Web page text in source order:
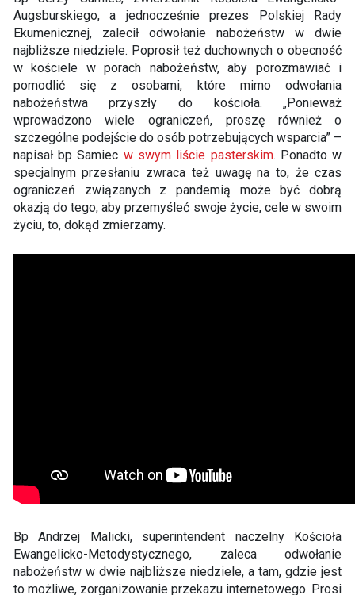
Augsburskiego, a jednocześnie prezes Polskiej Rady
Ekumenicznej, zalecił odwołanie nabożeństw w dwie
najbliższe niedziele. Poprosił też duchownych o obecność
w kościele w porach nabożeństw, aby porozmawiać i
pomodlić się z osobami, które mimo odwołania
nabożeństwa przyszły do kościoła. „Ponieważ
wprowadzono wiele ograniczeń, proszę również o
szczególne podejście do osób potrzebujących wsparcia” –
napisał bp Samiec w swym liście pasterskim. Ponadto w
specjalnym przesłaniu zwraca też uwagę na to, że czas
ograniczeń związanych z pandemią może być dobrą
okazją do tego, aby przemyśleć swoje życie, cele w swoim
życiu, to, dokąd zmierzamy.
Bp Andrzej Malicki, superintendent naczelny Kościoła
Ewangelicko-Metodystycznego, zaleca odwołanie
nabożeństw w dwie najbliższe niedziele, a tam, gdzie jest
to możliwe, zorganizowanie przekazu internetowego. Prosi